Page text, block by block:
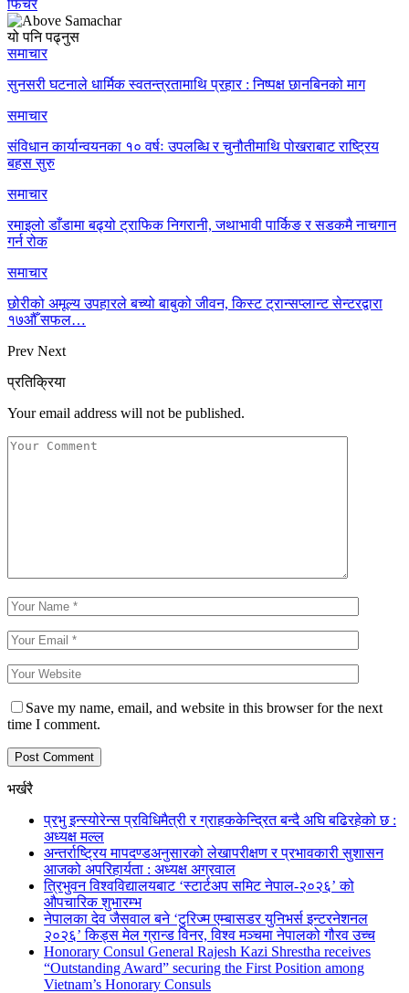
फिचर
यो पनि पढ्नुस
समाचार
सुनसरी घटनाले धार्मिक स्वतन्त्रतामाथि प्रहार : निष्पक्ष छानबिनको माग
समाचार
संविधान कार्यान्वयनका १० वर्षः उपलब्धि र चुनौतीमाथि पोखराबाट राष्ट्रिय
बहस सुरु
समाचार
रमाइलो डाँडामा बढ्यो ट्राफिक निगरानी, जथाभावी पार्किङ र सडकमै नाचगान
गर्न रोक
समाचार
छोरीको अमूल्य उपहारले बच्यो बाबुको जीवन, किस्ट ट्रान्सप्लान्ट सेन्टरद्वारा
१७औँ सफल…
Prev Next
प्रतिक्रिया
Your email address will not be published.
Save my name, email, and website in this browser for the next
time I comment.
भर्खरै
प्रभु इन्स्योरेन्स प्रविधिमैत्री र ग्राहककेन्द्रित बन्दै अघि बढिरहेको छ :
अध्यक्ष मल्ल
अन्तर्राष्ट्रिय मापदण्डअनुसारको लेखापरीक्षण र प्रभावकारी सुशासन
आजको अपरिहार्यता : अध्यक्ष अग्रवाल
त्रिभुवन विश्वविद्यालयबाट ‘स्टार्टअप समिट नेपाल-२०२६’ को
औपचारिक शुभारम्भ
नेपालका देव जैसवाल बने ‘टुरिज्म एम्बासडर युनिभर्स इन्टरनेशनल
२०२६’ किड्स मेल ग्रान्ड विनर, विश्व मञ्चमा नेपालको गौरव उच्च
Honorary Consul General Rajesh Kazi Shrestha receives
“Outstanding Award” securing the First Position among
Vietnam’s Honorary Consuls